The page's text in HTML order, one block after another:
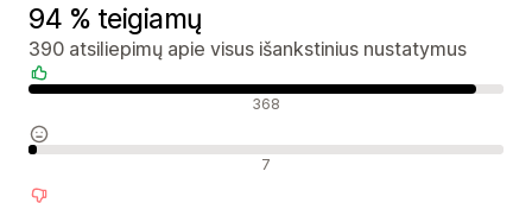
94 % teigiamų
390 atsiliepimų apie visus išankstinius nustatymus
Teigiami atsiliepimai 368
Neutralūs atsiliepimai 7